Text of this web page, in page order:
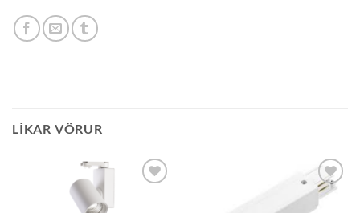
LÍKAR VÖRUR
Bæta á
óskalista